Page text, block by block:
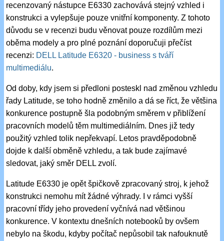
recenzovaný nástupce E6330 zachovává stejný vzhled i
konstrukci a vylepšuje pouze vnitřní komponenty. Z tohoto
důvodu se v recenzi budu věnovat pouze rozdílům mezi
oběma modely a pro plné poznání doporučuji přečíst
recenzi: DELL Latitude E6320 - business s tváří
multimediálu.
Od doby, kdy jsem si předloni posteskl nad změnou vzhledu
řady Latitude, se toho hodně změnilo a dá se říct, že většina
konkurence postupně šla podobným směrem v přiblížení
pracovních modelů těm multimediálním. Dnes již tedy
použitý vzhled tolik nepřekvapí. Letos pravděpodobně
dojde k další obměně vzhledu, a tak bude zajímavé
sledovat, jaký směr DELL zvolí.
Latitude E6330 je opět špičkově zpracovaný stroj, k jehož
konstrukci nemohu mít žádné výhrady. I v rámci vyšší
pracovní třídy jeho provedení vyčnívá nad většinou
konkurence. V kontextu dnešních notebooků by ovšem
nebylo na škodu, kdyby počítač nepůsobil tak nafouknutě